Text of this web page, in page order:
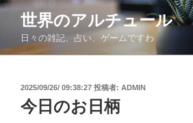
コ
ン
世界のアルチュール
日々の雑記、占い、ゲームですわ
投
稿
日:
2025/09/26/ 09:38:27 投稿者: ADMIN
今日のお日柄